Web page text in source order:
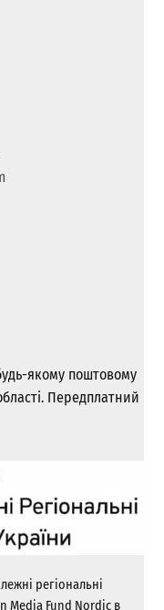
якому поштовому
Передплатний
регіональні
Media Fund Nordic в